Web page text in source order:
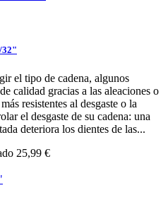
32"
el tipo de cadena, algunos
calidad gracias a las aleaciones o
resistentes al desgaste o la
el desgaste de su cadena: una
deteriora los dientes de las...
25,99 €